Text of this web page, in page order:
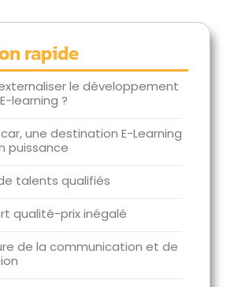
rapide
le développement
learning ?
une destination E-Learning
puissance
talents qualifiés
qualité-prix inégalé
de la communication et de